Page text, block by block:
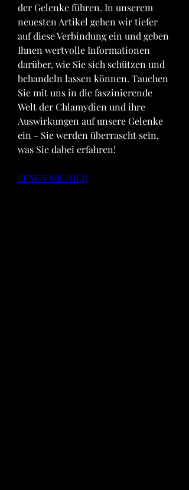
der Gelenke führen. In unserem
neuesten Artikel gehen wir tiefer
auf diese Verbindung ein und geben
Ihnen wertvolle Informationen
darüber, wie Sie sich schützen und
behandeln lassen können. Tauchen
Sie mit uns in die faszinierende
Welt der Chlamydien und ihre
Auswirkungen auf unsere Gelenke
ein - Sie werden überrascht sein,
was Sie dabei erfahren!
LESEN SIE HIER